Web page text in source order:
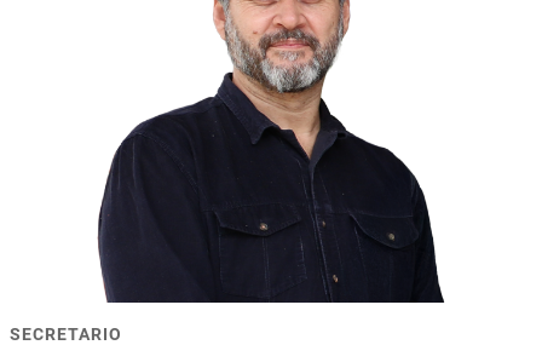
SECRETARIO